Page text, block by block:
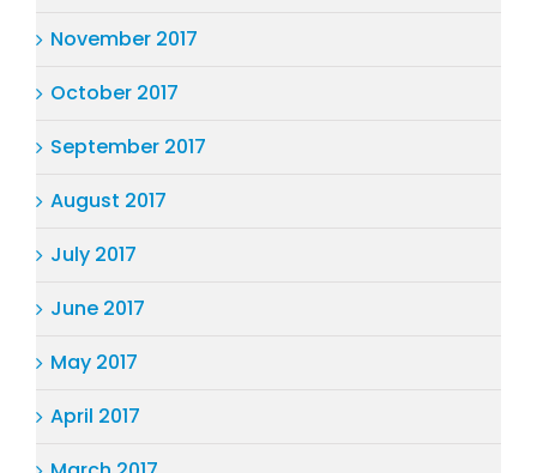
November 2017
October 2017
September 2017
August 2017
July 2017
June 2017
May 2017
April 2017